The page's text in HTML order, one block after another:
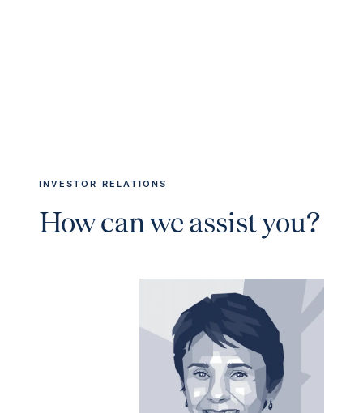
INVESTOR RELATIONS
How can we assist you?